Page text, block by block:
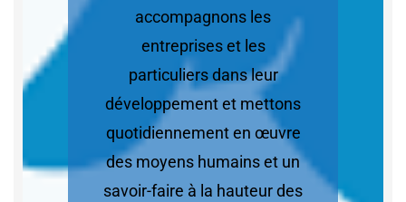
accompagnons les
entreprises et les
particuliers dans leur
développement et mettons
quotidiennement en œuvre
des moyens humains et un
savoir-faire à la hauteur des